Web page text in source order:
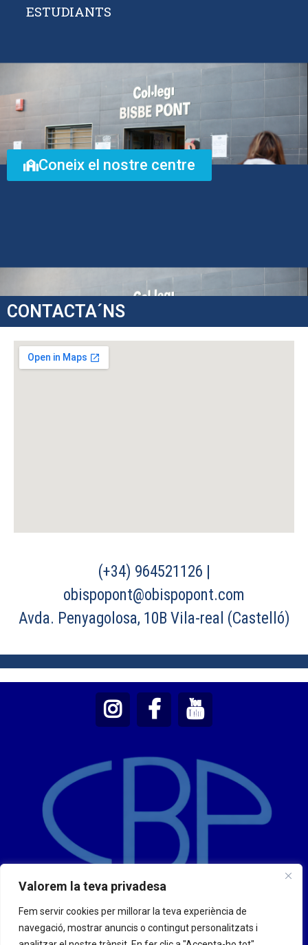
Valorem la teva privadesa
Fem servir cookies per millorar la teva experiència de
navegació, mostrar anuncis o contingut personalitzats i
ESTUDIANTS
Coneix el nostre centre
CONTACTA´NS
(+34) 964521126 |
obispopont@obispopont.com
Avda. Penyagolosa, 10B Vila-real (Castelló)